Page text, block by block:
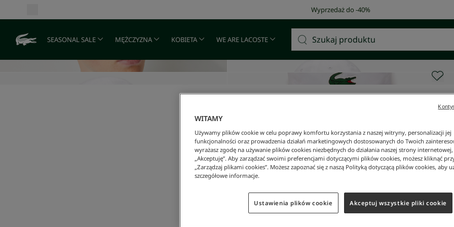
Darmowa dostawa od 400 zł!
SEASONAL SALE MĘŻCZYZNA KOBIETA WE ARE LACOSTE
WITAMY
Używamy plików cookie w celu poprawy komfortu korzystania z naszej witryny, personalizacji jej
funkcjonalności oraz prowadzenia działań marketingowych dostosowanych do Twoich
wyrażasz zgodę na używanie plików cookies niezbędnych do działania naszej strony
„Akceptuję”. Aby zarządzać swoimi preferencjami dotyczącymi plików cookies, możesz kliknąć
„Zarządzaj plikami cookies”. Możesz zapoznać się z naszą Polityką dotyczącą plików cookies, aby
szczegółowe informacje.
Ustawienia plików cookie Akceptuj wszystkie pliki cookie